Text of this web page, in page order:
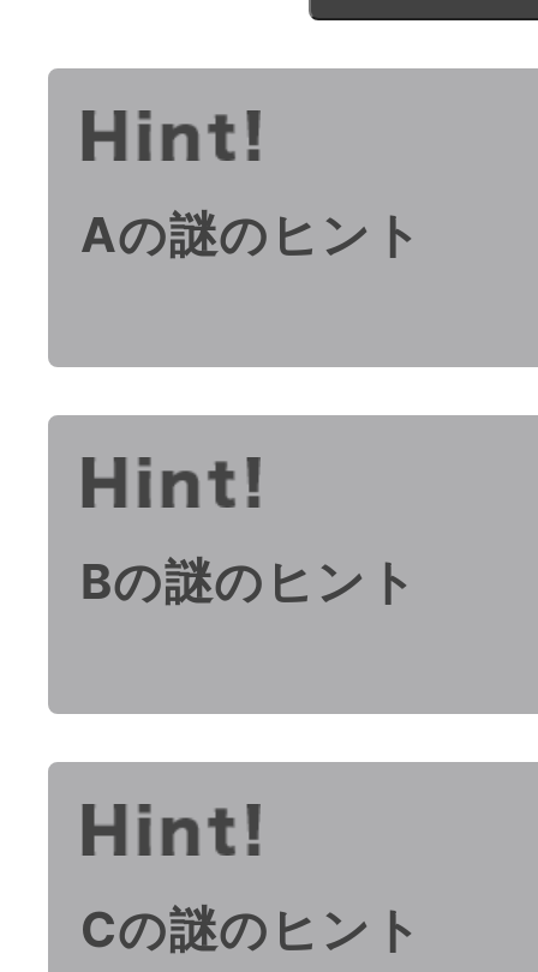
Aの謎のヒント
Bの謎のヒント
Cの謎のヒント